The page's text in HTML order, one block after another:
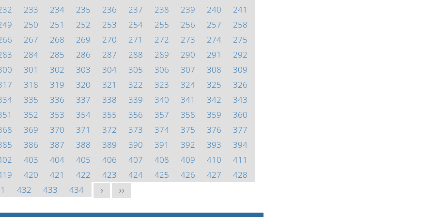
233 234 235 236 237 238 239 240
241
250 251 252 253 254 255 256 257
258
267 268 269 270 271 272 273 274
275
284 285 286 287 288 289 290 291
292
301 302 303 304 305 306 307 308
309
318 319 320 321 322 323 324 325
326
335 336 337 338 339 340 341 342
343
352 353 354 355 356 357 358 359
360
369 370 371 372 373 374 375 376
377
386 387 388 389 390 391 392 393
394
403 404 405 406 407 408 409 410
411
420 421 422 423 424 425 426 427
428
432 433 434 > >>